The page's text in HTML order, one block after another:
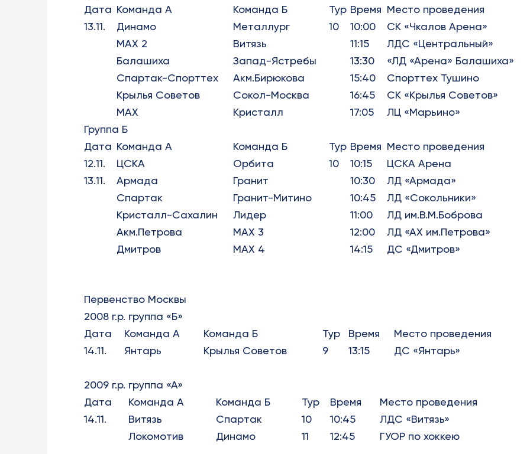
Дата Команда А Команда Б Тур Время Место проведения
13.11.
Динамо Металлург 10 10:00
СК «Чкалов Арена»
МАХ 2
Витязь 11:15
ЛДС «Центральный»
Балашиха
Запад-Ястребы 13:30
«ЛД «Арена» Балашиха»
Спартак-Спорттех
Акм.Бирюкова 15:40
Спорттех Тушино
Крылья Советов
Сокол-Москва 16:45
СК «Крылья Советов»
МАХ
Кристалл 17:05
ЛЦ «Марьино»
Группа Б
Дата Команда А Команда Б Тур Время Место проведения
12.11.
ЦСКА Орбита 10 10:15
ЦСКА Арена
13.11.
Армада Гранит 10:30
ЛД «Армада»
Спартак
Гранит-Митино 10:45
ЛД «Сокольники»
Кристалл-Сахалин
Лидер 11:00
ЛД им.В.М.Боброва
Акм.Петрова
МАХ 3 12:00
ЛД «АХ им.Петрова»
Дмитров
МАХ 4 14:15 ДС «Дмитров»
Первенство Москвы
2008 г.р. группа «Б»
Дата
Команда А Команда Б Тур Время
Место проведения
14.11.
Янтарь Крылья Советов 9 13:15 ДС «Янтарь»
2009 г.р. группа «А»
Дата
Команда А Команда Б Тур Время
Место проведения
14.11.
Витязь Спартак 10 10:45
ЛДС «Витязь»
Локомотив
Динамо 11 12:45 ГУОР по хоккею